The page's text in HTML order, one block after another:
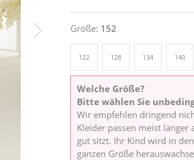
Größe: 152
122 128 134 140
Welche Größe?
Bitte wählen Sie
Wir empfehlen dringend
Kleider passen meist länger
gut sitzt. Ihr Kind wird in
ganzen Größe